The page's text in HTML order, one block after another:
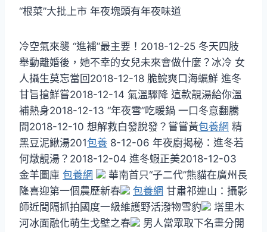
“根菜”大批上市 年夜塊頭有年夜味道
冷空氣來襲 “進補”最主要！2018-12-25 冬天四肢
舉動離婚後，她不幸的女兒未來會做什麼？冰冷 女
人攝生莫忘當回2018-12-18 脆鯇爽口海蠣鮮 進冬
甘旨搶鮮嘗2018-12-14 氣溫驟降 這款靚湯給你溫
補熱身2018-12-13 “年夜雪”吃暖鍋 一口冬意翻騰
間2018-12-10 想解救白發脫發？嘗嘗黃包養網 精
黑豆泥鰍湯201包養 8-12-06 年夜廚揭秘：進冬若
何燉靚湯？2018-12-04 進冬蝦正美2018-12-03
金羊圖庫 包養網
華南首只“子二代”熊貓在廣州長
隆喜迎第一個農歷新春
包養網 甘肅祁連山：攝影
師近間隔抓拍國度一級維護野活潑物雪豹
塔里木
河冰面融化萌生戈壁之春
男人當眾取下名畫分開